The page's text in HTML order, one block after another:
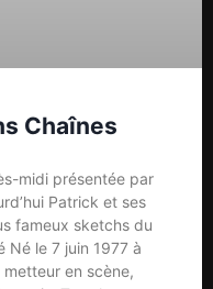
Chaînes
midi présentée par
Patrick et ses
fameux sketchs du
Né le 7 juin 1977 à
en scène,